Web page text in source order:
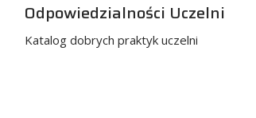
Odpowiedzialności Uczelni
Katalog dobrych praktyk uczelni